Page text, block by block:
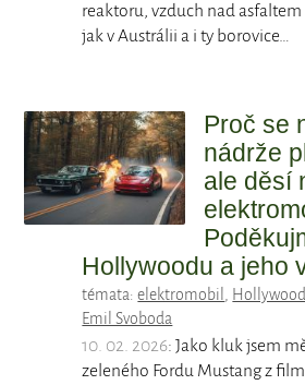
reaktoru, vzduch nad
jak v Austrálii a i ty borovice…
Proč se
nádrže
ale děsí
Hollywoodu a jeho
témata:elektromobil , Hollywood
Emil Svoboda
10. 02. 2026: Jako kluk jsem
zeleného Fordu Mustang z